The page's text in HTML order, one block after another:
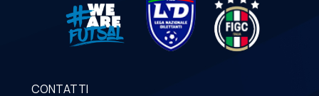
CONTATTI